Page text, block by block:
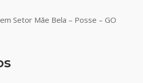
Setor Mãe Bela – Posse – GO